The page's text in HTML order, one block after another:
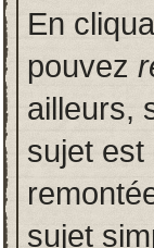
En
pouvez
ailleurs,
sujet est
sujet